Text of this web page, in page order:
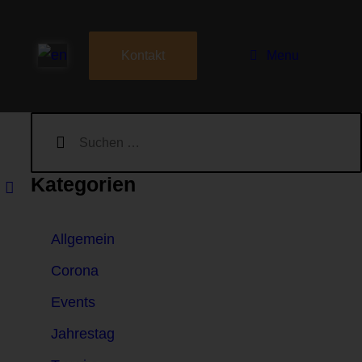
Kontakt Menu
Kategorien
Allgemein
Corona
Events
Jahrestag